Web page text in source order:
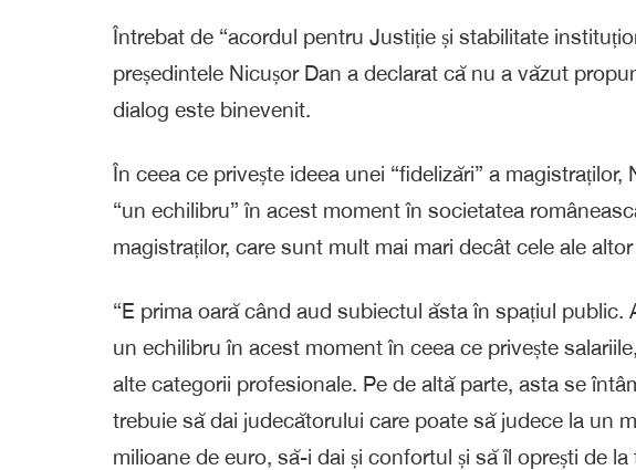
Întrebat de “acordul pentru Justiție și stabilitate
președintele Nicușor Dan a declarat că nu a văzut
dialog este binevenit.
În ceea ce privește ideea unei “fidelizări” a
“un echilibru” în acest moment în societatea
magistraților, care sunt mult mai mari decât cele ale
“E prima oară când aud subiectul ăsta în spațiul public.
un echilibru în acest moment în ceea ce privește
alte categorii profesionale. Pe de altă parte, asta se
trebuie să dai judecătorului care poate să judece la un
milioane de euro, să-i dai și confortul și să îl oprești de